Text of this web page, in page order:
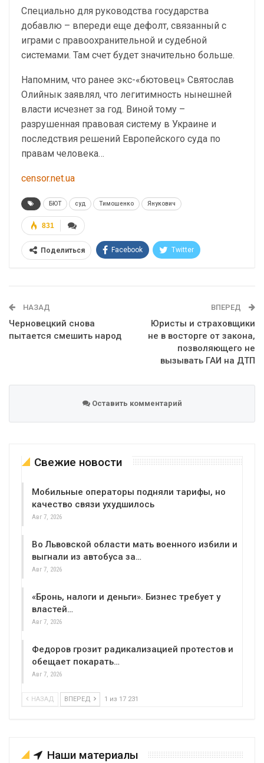
Специально для руководства государства
добавлю – впереди еще дефолт, связанный с
играми с правоохранительной и судебной
системами. Там счет будет значительно больше.
Напомним, что ранее экс-«бютовец» Святослав
Олийнык заявлял, что легитимность нынешней
власти исчезнет за год. Виной тому –
разрушенная правовая систему в Украине и
последствия решений Европейского суда по
правам человека…
censor.net.ua
БЮТ суд Тимошенко Янукович
831
Поделиться Facebook Twitter
НАЗАД
Черновецкий снова
пытается смешить народ
ВПЕРЕД
Юристы и страховщики
не в восторге от закона,
позволяющего не
вызывать ГАИ на ДТП
Оставить комментарий
Свежие новости
Мобильные операторы подняли тарифы, но
качество связи ухудшилось
Авг 7, 2026
Во Львовской области мать военного избили и
выгнали из автобуса за…
Авг 7, 2026
«Бронь, налоги и деньги». Бизнес требует у
властей…
Авг 7, 2026
Федоров грозит радикализацией протестов и
обещает покарать…
Авг 7, 2026
НАЗАД ВПЕРЕД 1 из 17 231
Наши материалы